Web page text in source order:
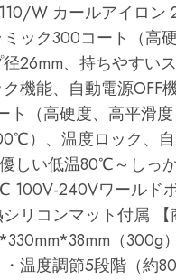
W カールアイロン
ック300コート（高
26mm、持ちやすい
機能、自動電源OFF
ト（高硬度、高平滑
）、温度ロック、
しい低温80℃～しっ
100V-240Vワールド
リコンマット付属 【
（300g
温度調節5段階（約80